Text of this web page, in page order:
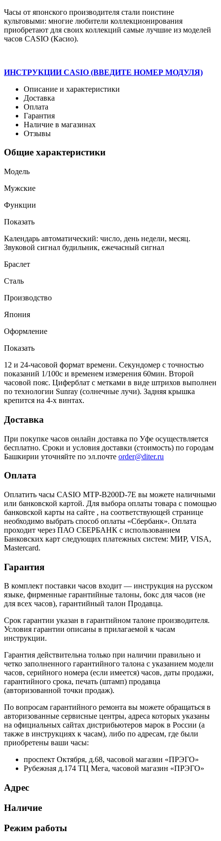
Часы от японского производителя стали поистине
культовыми: многие любители коллекционирования
приобретают для своих коллекций самые лучшие из моделей
часов CASIO (Касио).
ИНСТРУКЦИИ CASIO (ВВЕДИТЕ НОМЕР МОДУЛЯ)
Описание и характеристики
Доставка
Оплата
Гарантия
Наличие в магазинах
Отзывы
Общие характеристики
Модель
Мужские
Функции
Показать
Календарь автоматический: число, день недели, месяц.
Звуковой сигнал будильник, ежечасный сигнал
Браслет
Сталь
Производство
Япония
Оформление
Показать
12 и 24-часовой формат времени. Секундомер с точностью
показаний 1/100с и временем измерения 60мин. Второй
часовой пояс. Циферблат с метками в виде штрихов выполнен
по технологии Sunray (солнечные лучи). Задняя крышка
крепится на 4-х винтах.
Доставка
При покупке часов онлайн доставка по Уфе осуществляется
бесплатно. Сроки и условия доставки (стоимость) по городам
Башкирии уточняйте по эл.почте order@diter.ru
Оплата
Оплатить часы CASIO MTP-B200D-7E вы можете наличными
или банковской картой. Для выбора оплаты товара с помощью
банковской карты на сайте , на соответствующей странице
необходимо выбрать способ оплаты «Сбербанк». Оплата
проходит через ПАО СБЕРБАНК с использованием
Банковских карт следующих платежных систем: МИР, VISA,
Mastercard.
Гарантия
В комплект поставки часов входит — инструкция на русском
языке, фирменные гарантийные талоны, бокс для часов (не
для всех часов), гарантийный талон Продавца.
Срок гарантии указан в гарантийном талоне производителя.
Условия гарантии описаны в прилагаемой к часам
инструкции.
Гарантия действительна только при наличии правильно и
четко заполненного гарантийного талона с указанием модели
часов, серийного номера (если имеется) часов, даты продажи,
гарантийного срока, печать (штамп) продавца
(авторизованной точки продаж).
По вопросам гарантийного ремонта вы можете обращаться в
авторизованные сервисные центры, адреса которых указаны
на официальных сайтах дистрибьютеров марок в России (а
также в инструкциях к часам), либо по адресам, где были
приобретены ваши часы:
проспект Октября, д.68, часовой магазин «ПРЭГО»
Рубежная д.174 ТЦ Мега, часовой магазин «ПРЭГО»
Адрес
Наличие
Режим работы